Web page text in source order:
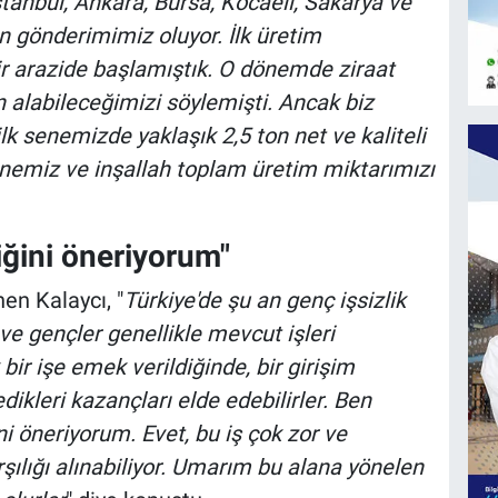
gönderimimiz oluyor. İlk üretim
başlamıştık. O dönemde ziraat
söylemişti. Ancak biz
senemizde yaklaşık 2,5 ton net ve kaliteli
ve inşallah toplam üretim miktarımızı
öneriyorum"
Kalaycı, "Türkiye'de şu an genç işsizlik
gençler genellikle mevcut işleri
işe emek verildiğinde, bir girişim
kazançları elde edebilirler. Ben
öneriyorum. Evet, bu iş çok zor ve
alınabiliyor. Umarım bu alana yönelen